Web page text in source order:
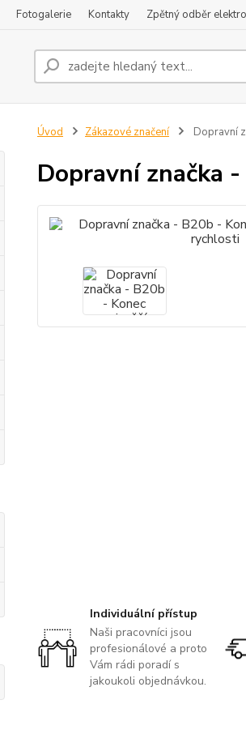
Fotogalerie Kontakty Zpětný odběr
Úvod Zákazové značení Dopravní
Dopravní značka
Individuální přístup
Naši pracovníci jsou
profesionálové a proto
Vám rádi poradí s
jakoukoli objednávkou.